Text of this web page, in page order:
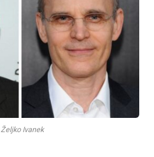
Željko Ivanek